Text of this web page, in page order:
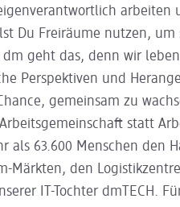
arbeiten
Du Freiräume nutzen,
dm geht das, denn wir
Perspektiven und
gemeinsam zu
statt
als 63.600 Menschen den
Märkten, den
IT-Tochter dmTECH.